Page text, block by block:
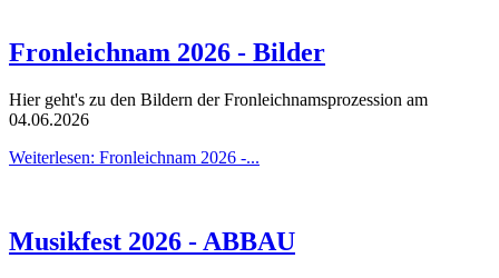
Fronleichnam 2026 - Bilder
Hier geht's zu den Bildern der Fronleichnamsprozession am
04.06.2026
Weiterlesen: Fronleichnam 2026 -...
Musikfest 2026 - ABBAU